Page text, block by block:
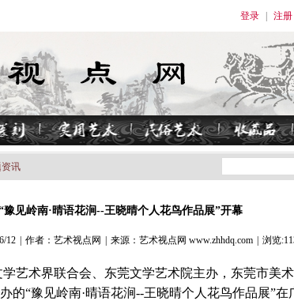
登录 注册
讯
豫见岭南·晴语花涧--王晓晴个人花鸟作品展”开幕
12 作者：艺术视点网 来源：艺术视点网 www.zhhdq.com 浏览
学艺术界联合会、东莞文学艺术院主办，东莞市美
的“豫见岭南·晴语花涧--王晓晴个人花鸟作品展”在